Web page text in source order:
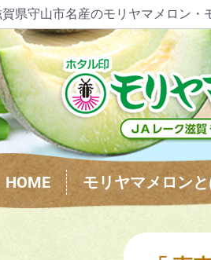
県守山市名産のモリヤマメロン
HOME モリヤマメロン